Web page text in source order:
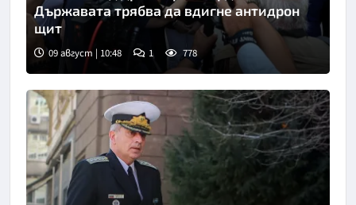
Снимка: БТА
Държавата трябва да вдигне антидрон
щит
09 август | 10:48 1 778